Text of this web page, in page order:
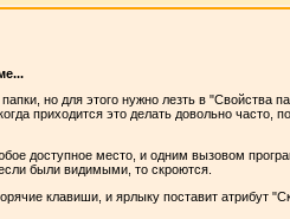
но для этого нужно лезть в "Свойства
приходится это делать довольно часто,
доступное место, и одним вызовом
были видимыми, то скроются.
клавиши, и ярлыку поставит атрибут